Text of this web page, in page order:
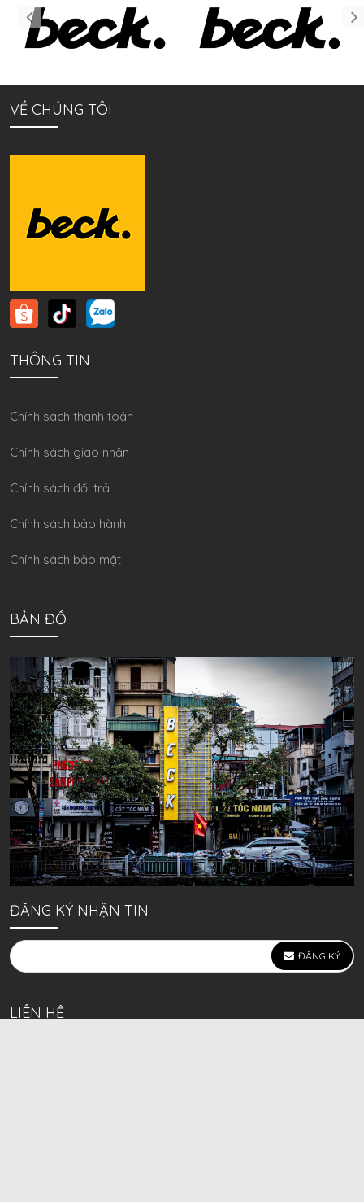
VỀ CHÚNG TÔI
THÔNG TIN
Chính sách thanh toán
Chính sách giao nhận
Chính sách đổi trả
Chính sách bảo hành
Chính sách bảo mật
BẢN ĐỒ
ĐĂNG KÝ NHẬN TIN
ĐĂNG KÝ
LIÊN HỆ